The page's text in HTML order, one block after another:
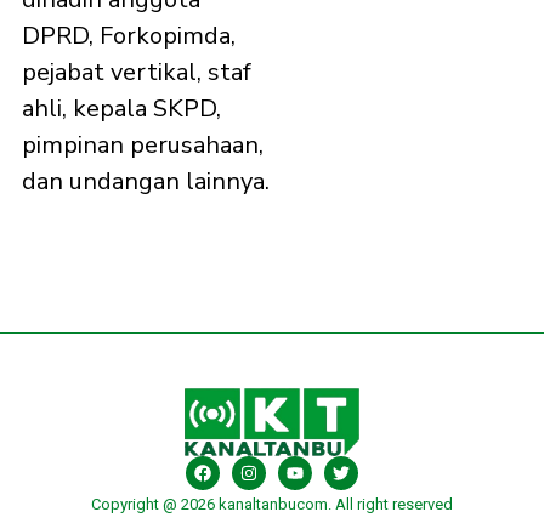
DPRD, Forkopimda,
pejabat vertikal, staf
ahli, kepala SKPD,
pimpinan perusahaan,
dan undangan lainnya.
Copyright @ 2026 kanaltanbucom. All right reserved